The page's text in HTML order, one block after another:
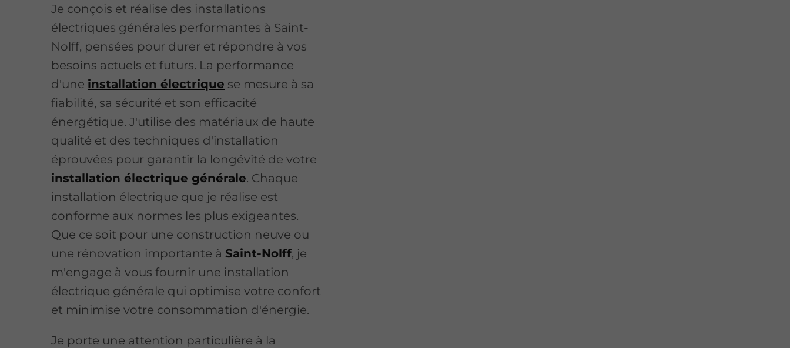
Je conçois et réalise des installations
électriques générales performantes à Saint-
Nolff, pensées pour durer et répondre à vos
besoins actuels et futurs. La performance
d'une installation électrique se mesure à sa
fiabilité, sa sécurité et son efficacité
énergétique. J'utilise des matériaux de haute
qualité et des techniques d'installation
éprouvées pour garantir la longévité de votre
installation électrique générale. Chaque
installation électrique que je réalise est
conforme aux normes les plus exigeantes.
Que ce soit pour une construction neuve ou
une rénovation importante à Saint-Nolff, je
m'engage à vous fournir une installation
électrique générale qui optimise votre confort
et minimise votre consommation d'énergie.
Je porte une attention particulière à la